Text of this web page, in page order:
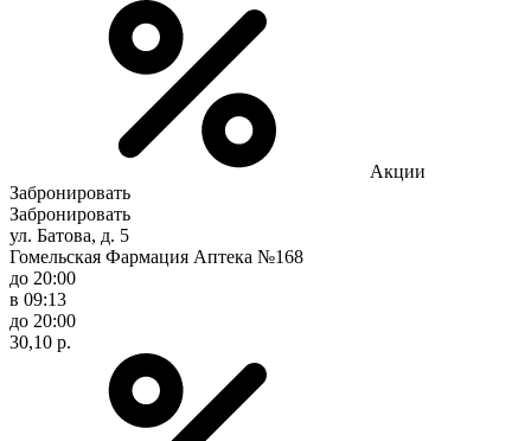
Акции
Забронировать
Забронировать
ул. Батова, д. 5
Гомельская Фармация Аптека №168
до 20:00
в 09:13
до 20:00
30,10 р.